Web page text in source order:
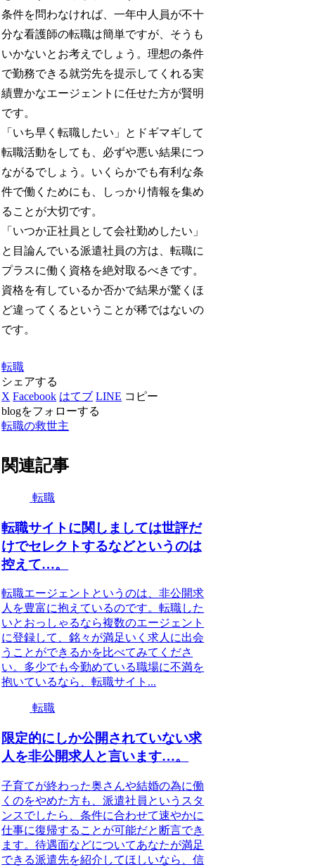
条件を問わなければ、一年中人員が不十
分な看護師の転職は簡単ですが、そうも
いかないとお考えでしょう。理想の条件
で勤務できる就労先を提示してくれる実
績豊かなエージェントに任せた方が賢明
です。
「いち早く転職したい」とドギマギして
転職活動をしても、必ずや悪い結果につ
ながるでしょう。いくらかでも有利な条
件で働くためにも、しっかり情報を集め
ることが大切です。
「いつか正社員として会社勤めしたい」
と目論んでいる派遣社員の方は、転職に
プラスに働く資格を絶対取るべきです。
資格を有しているか否かで結果が驚くほ
ど違ってくるということが稀ではないの
です。
転職
シェアする
X Facebook はてブ LINE コピー
blogをフォローする
転職の救世主
関連記事
転職
転職サイトに関しましては世評だ
けでセレクトするなどというのは
控えて…。
転職エージェントというのは、非公開求
人を豊富に抱えているのです。転職した
いとおっしゃるなら複数のエージェント
に登録して、銘々が満足いく求人に出会
うことができるかを比べてみてくださ
い。多少でも今勤めている職場に不満を
抱いているなら、転職サイト...
転職
限定的にしか公開されていない求
人を非公開求人と言います…。
子育てが終わった奥さんや結婚の為に働
くのをやめた方も、派遣社員というスタ
ンスでしたら、条件に合わせて速やかに
仕事に復帰することが可能だと断言でき
ます。待遇面などについてあなたが満足
できる派遣先を紹介してほしいなら、信